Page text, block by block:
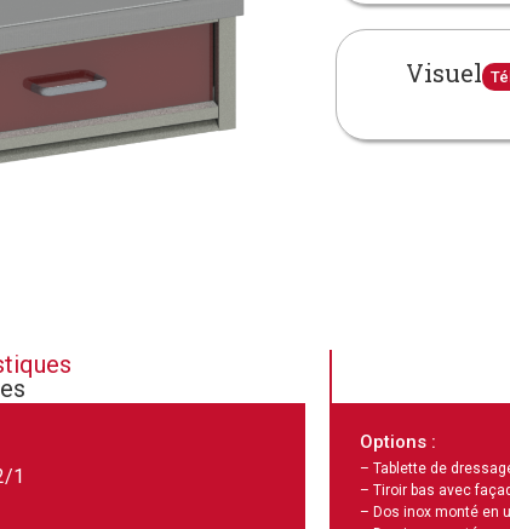
Visuel
1
Options :
– Tablette de
– Tiroir bas avec
– Dos inox monté en